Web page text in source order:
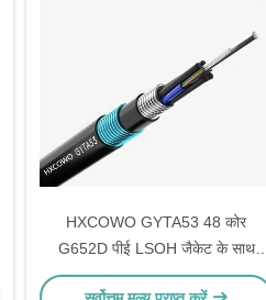
HXCOWO GYTA53 48 कोर
G652D पीई LSOH जैकेट के साथ
भूमिगत बख्तरबंद फाइबर ऑप्टिक केबल